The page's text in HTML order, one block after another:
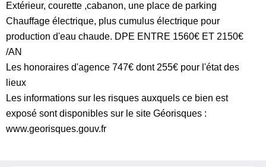
Extérieur, courette ,cabanon, une place de parking
Chauffage électrique, plus cumulus électrique pour
production d'eau chaude. DPE ENTRE 1560€ ET 2150€
/AN
Les honoraires d'agence 747€ dont 255€ pour l'état des
lieux
Les informations sur les risques auxquels ce bien est
exposé sont disponibles sur le site Géorisques :
www.georisques.gouv.fr